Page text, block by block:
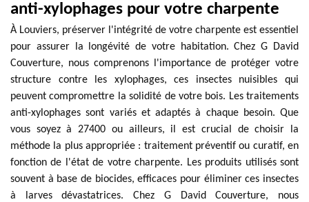
anti-xylophages pour votre charpente
À Louviers, préserver l'intégrité de votre charpente est essentiel
pour assurer la longévité de votre habitation. Chez G David
Couverture, nous comprenons l'importance de protéger votre
structure contre les xylophages, ces insectes nuisibles qui
peuvent compromettre la solidité de votre bois. Les traitements
anti-xylophages sont variés et adaptés à chaque besoin. Que
vous soyez à 27400 ou ailleurs, il est crucial de choisir la
méthode la plus appropriée : traitement préventif ou curatif, en
fonction de l'état de votre charpente. Les produits utilisés sont
souvent à base de biocides, efficaces pour éliminer ces insectes
à larves dévastatrices. Chez G David Couverture, nous